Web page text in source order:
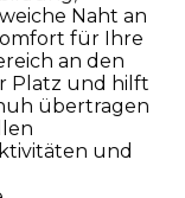
Naht an
für Ihre
an den
Platz und hilft
übertragen
und